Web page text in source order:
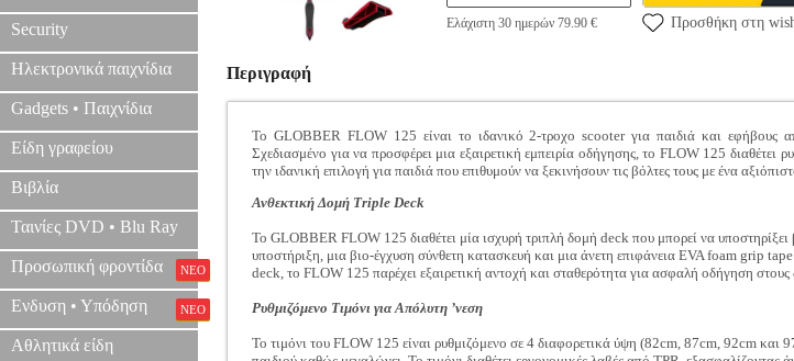
Security
Ηλεκτρονικά παιχνίδια
Gadgets • Παιχνίδια
Είδη γραφείου
Βιβλία
Ταινίες DVD • Blu Ray
Προσωπική φροντίδα ΝΕΟ
Ενδυση • Υπόδηση ΝΕΟ
Αθλητικά είδη
Ελάχιστη 30 ημερών 79.90 € Προσθήκη στη
Περιγραφή
Το GLOBBER FLOW 125 είναι το ιδανικό 2-τροχο scooter για παιδιά και εφήβους
Σχεδιασμένο για να προσφέρει μια εξαιρετική εμπειρία οδήγησης, το FLOW 125
την ιδανική επιλογή για παιδιά που επιθυμούν να ξεκινήσουν τις βόλτες τους με ένα
Ανθεκτική Δομή Triple Deck
Το GLOBBER FLOW 125 διαθέτει μία ισχυρή τριπλή δομή deck που μπορεί να
υποστήριξη, μια βιο-έγχυση σύνθετη κατασκευή και μια άνετη επιφάνεια EVA foam grip
deck, το FLOW 125 παρέχει εξαιρετική αντοχή και σταθερότητα για ασφαλή οδήγηση στους
Ρυθμιζόμενο Τιμόνι για Απόλυτη ’νεση
Το τιμόνι του FLOW 125 είναι ρυθμιζόμενο σε 4 διαφορετικά ύψη (82cm, 87cm, 92cm και